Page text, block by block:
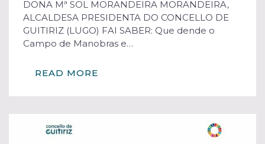
DONA Mª SOL MORANDEIRA MORANDEIRA,
ALCALDESA PRESIDENTA DO CONCELLO DE
GUITIRIZ (LUGO) FAI SABER: Que dende o
Campo de Manobras e…
READ MORE